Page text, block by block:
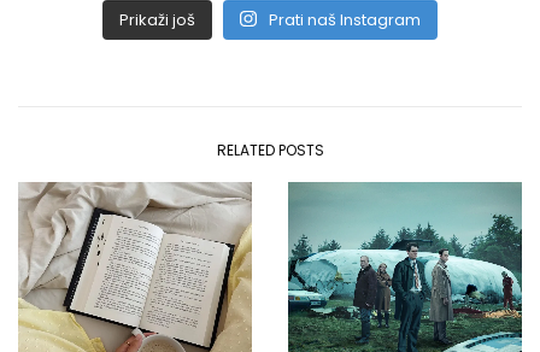
Prikaži još Prati naš Instagram
RELATED POSTS